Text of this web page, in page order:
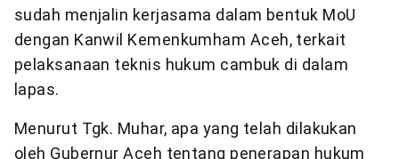
sudah menjalin kerjasama dalam bentuk MoU
dengan Kanwil Kemenkumham Aceh, terkait
pelaksanaan teknis hukum cambuk di dalam
lapas.
Menurut Tgk. Muhar, apa yang telah dilakukan
oleh Gubernur Aceh tentang penerapan hukum